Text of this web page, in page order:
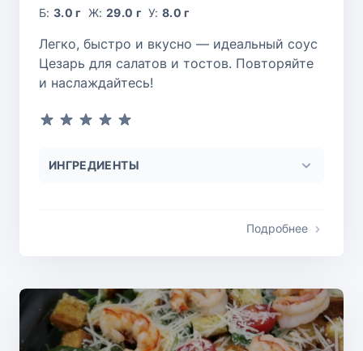
Б:3.0 г Ж: 29.0 г У:8.0 г
Легко, быстро и вкусно — идеальный соус
Цезарь для салатов и тостов. Повторяйте
и наслаждайтесь!
ИНГРЕДИЕНТЫ
Подробнее